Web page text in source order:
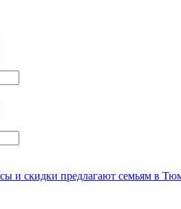
и скидки предлагают семьям в